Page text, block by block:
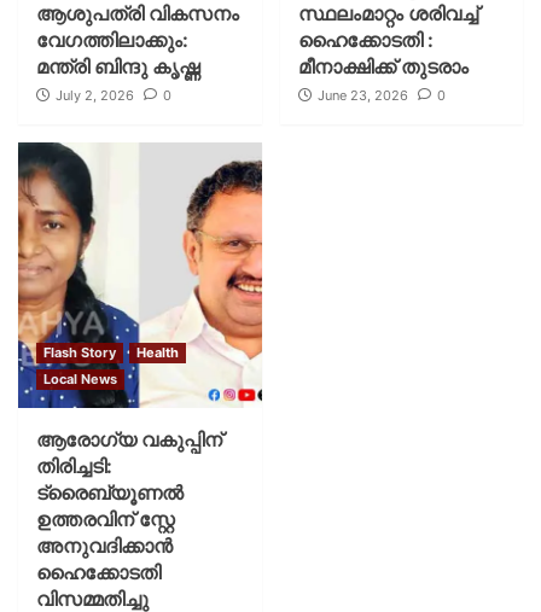
ആശുപത്രി വികസനം
വേഗത്തിലാക്കും:
മന്ത്രി ബിന്ദു കൃഷ്ണ
July 2, 2026 0
സ്ഥലംമാറ്റം ശരിവച്ച്
ഹൈക്കോടതി :
മീനാക്ഷിക്ക് തുടരാം
June 23, 2026 0
Flash Story
Health
Local News
ആരോഗ്യ വകുപ്പിന്
തിരിച്ചടി:
ട്രൈബ്യൂണൽ
ഉത്തരവിന് സ്റ്റേ
അനുവദിക്കാൻ
ഹൈക്കോടതി
വിസമ്മതിച്ചു